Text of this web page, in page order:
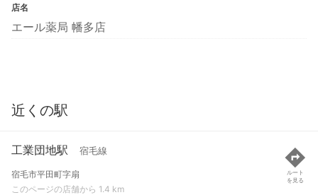
店名
エール薬局 幡多店
近くの駅
工業団地駅 宿毛線
宿毛市平田町字扇
このページの店舗から 1.4 km
ルート
を見る